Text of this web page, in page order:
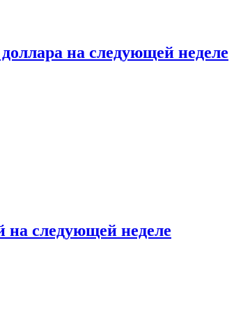
на следующей неделе
на следующей неделе